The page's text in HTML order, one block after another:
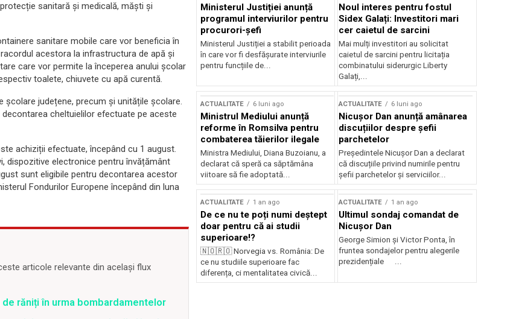
sanitară și medicală, măști și
sanitare mobile care vor beneficia în
acestora la infrastructura de apă și
care vor permite la începerea anului școlar
toalete, chiuvete cu apă curentă.
județene, precum și unitățile școlare.
cheltuielilor efectuate pe aceste
achiziții efectuate, începând cu 1 august.
dispozitive electronice pentru învățământ
sunt eligibile pentru decontarea acestor
Fondurilor Europene începând din luna
articole relevante din același flux
răniți în urma bombardamentelor
Ministerul Justiției anunță
programul interviurilor pentru
procurori-șefi
Ministerul Justiției a stabilit perioada
în care vor fi desfășurate interviurile
pentru funcțiile de...
Noul interes pentru fostul
Sidex Galați: Investitori mari
cer caietul de sarcini
Mai mulți investitori au solicitat
caietul de sarcini pentru licitația
combinatului siderurgic Liberty
Galați,...
ACTUALITATE 6 luni ago
Ministrul Mediului anunță
reforme în Romsilva pentru
combaterea tăierilor ilegale
Ministra Mediului, Diana Buzoianu, a
declarat că speră ca săptămâna
viitoare să fie adoptată...
ACTUALITATE 6 luni ago
Nicușor Dan anunță amânarea
discuțiilor despre șefii
parchetelor
Președintele Nicușor Dan a declarat
că discuțiile privind numirile pentru
șefii parchetelor și serviciilor...
ACTUALITATE 1 an ago
De ce nu te poți numi deștept
doar pentru că ai studii
superioare!?
🇳🇴🇷🇴 Norvegia vs. România: De
ce nu studiile superioare fac
diferența, ci mentalitatea civică...
ACTUALITATE 1 an ago
Ultimul sondaj comandat de
Nicușor Dan
George Simion și Victor Ponta, în
fruntea sondajelor pentru alegerile
prezidențiale ...